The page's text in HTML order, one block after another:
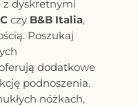
z dyskretnymi
czy B&B Italia,
Poszukaj
dodatkowe
podnoszenia.
nóżkach,